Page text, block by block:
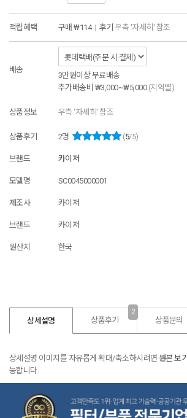
적립혜택 구매 ₩114 | 후기 우측 '자세히' 참조
배송
3만원이상 무료배송
추가배송비 ₩3,000~₩5,000 (지역별)
상품정보 우측 '자세히' 참조
상품후기 2명 (5/5)
브랜드 카이저
모델명 SC0045000001
제조사 카이저
브랜드 카이저
원산지 한국
상세설명 상품후기
2
상품문의
상세설명 이미지를 자유롭게 확대/축소하시려면 원본 보기
능합니다.